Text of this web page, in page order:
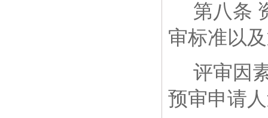
第八条
审标准以
评审因
预审申请